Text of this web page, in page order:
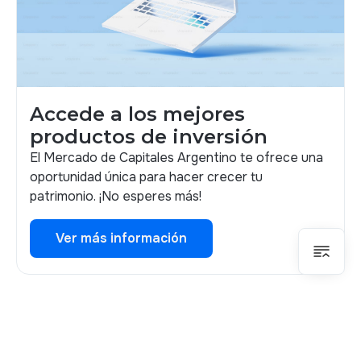
Accede a los mejores
productos de inversión
El Mercado de Capitales Argentino te ofrece una
oportunidad única para hacer crecer tu
patrimonio. ¡No esperes más!
Ver más información